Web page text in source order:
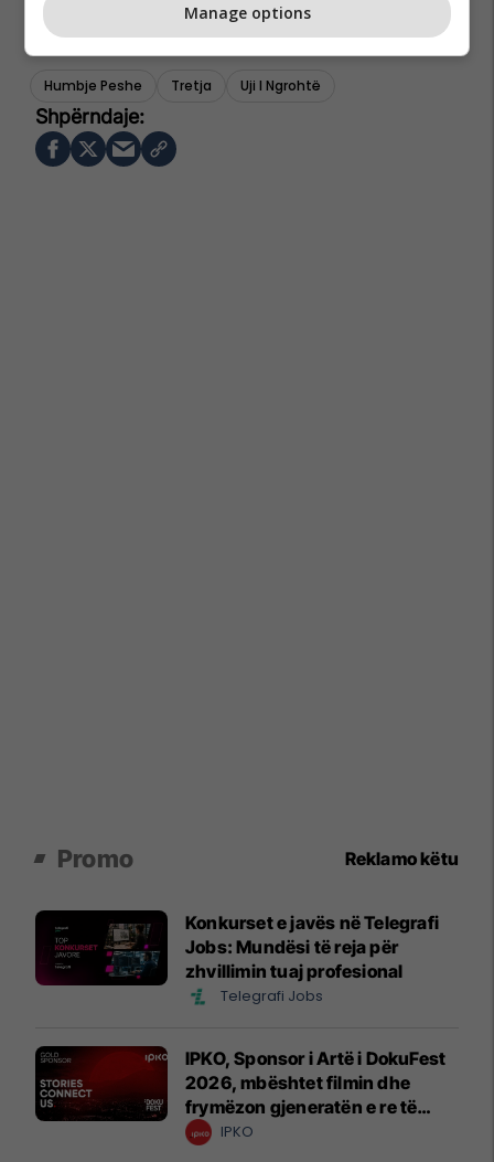
Humbje Peshe Tretja Uji I Ngrohtë
Promo Reklamo këtu
Konkurset e javës në Telegrafi
Jobs: Mundësi të reja për
zhvillimin tuaj profesional
Telegrafi Jobs
IPKO, Sponsor i Artë i DokuFest
2026, mbështet filmin dhe
frymëzon gjeneratën e re të
krijuesve
IPKO
Manage options